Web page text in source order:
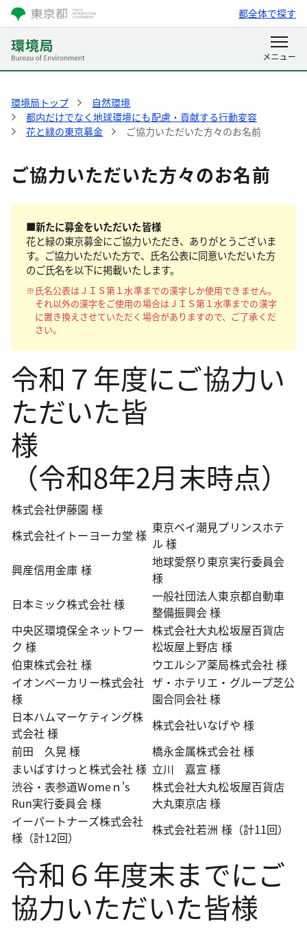
都全体で探す
環境局トップ
自然環境
都内だけでなく地球環境にも配慮・貢献する行動変容
花と緑の東京募金
ご協力いただいた方々のお名前
ご協力いただいた方々のお名前
■新たに募金をいただいた皆様
花と緑の東京募金にご協力いただき、ありがとうございま
す。ご協力いただいた方で、氏名公表に同意いただいた方
のご氏名を以下に掲載いたします。
※氏名公表はＪＩＳ第１水準までの漢字しか使用できません。
それ以外の漢字をご使用の場合はＪＩＳ第１水準までの漢字
に置き換えさせていただく場合がありますので、ご了承くだ
さい。
令和７年度にご協力い
ただいた皆
様
（令和8年2月末時点）
株式会社伊藤園 様
株式会社イトーヨーカ堂 様 東京ベイ潮見プリンスホテ
ル 様
興産信用金庫 様
地球愛祭り東京実行委員会
様
日本ミック株式会社 様
一般社団法人東京都自動車
整備振興会 様
中央区環境保全ネットワー
ク 様
株式会社大丸松坂屋百貨店
松坂屋上野店 様
伯東株式会社 様
ウエルシア薬局株式会社 様
イオンベーカリー株式会社
様
ザ・ホテリエ・グループ芝公
園合同会社 様
日本ハムマーケティング株
式会社 様
株式会社いなげや 様
前田 久晃 様
橋永金属株式会社 様
まいばすけっと株式会社 様 立川 嘉宣 様
渋谷・表参道Womeｎ's
Run実行委員会 様
株式会社大丸松坂屋百貨店
大丸東京店 様
イーパートナーズ株式会社
様（計12回）
株式会社若洲 様（計11回）
令和６年度末までにご
協力いただいた皆様